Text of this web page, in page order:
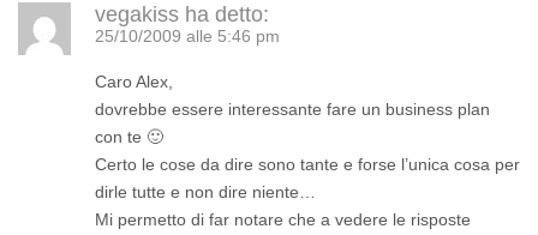
vegakiss ha detto:
25/10/2009 alle 5:46 pm
Caro Alex,
dovrebbe essere interessante fare un business plan
con te 🙂
Certo le cose da dire sono tante e forse l’unica cosa per
dirle tutte e non dire niente…
Mi permetto di far notare che a vedere le risposte